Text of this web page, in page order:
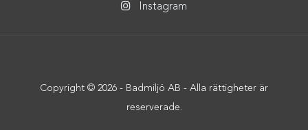
Instagram
Copyright © 2026 - Badmiljö AB - Alla rättigheter är
reserverade.